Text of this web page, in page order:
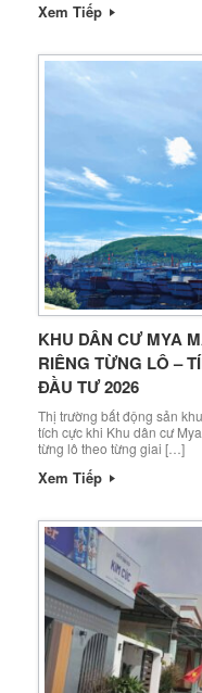
Xem Tiếp
KHU DÂN CƯ MYA
RIÊNG TỪNG LÔ –
ĐẦU TƯ 2026
Thị trường bất động sản
tích cực khi Khu dân cư
từng lô theo từng giai […]
Xem Tiếp